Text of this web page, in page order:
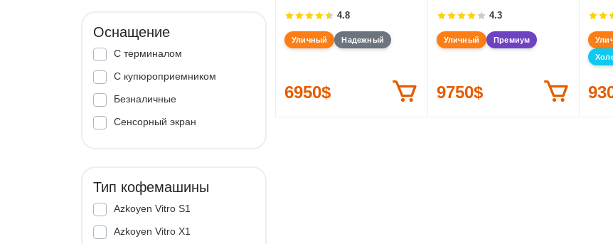
Оснащение
С терминалом
С купюроприемником
Безналичные
Сенсорный экран
Тип кофемашины
Azkoyen Vitro S1
Azkoyen Vitro X1
4.8
Уличный Надежный
6950$
4.3
Уличный Премиум
9750$